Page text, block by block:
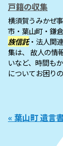
戸籍の収集
横須賀うみかぜ
市・葉山町・鎌
族信託・法人関
集は、 故人の情
いなど、時間も
についてお困り
« 葉山町 遺言